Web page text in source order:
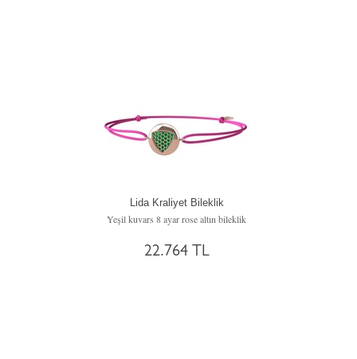
Lida Kraliyet Bileklik
Yeşil kuvars 8 ayar rose altın bileklik
22.764 TL